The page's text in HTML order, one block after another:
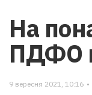
На
ПДФО
9 вересня 2021, 10:16 •